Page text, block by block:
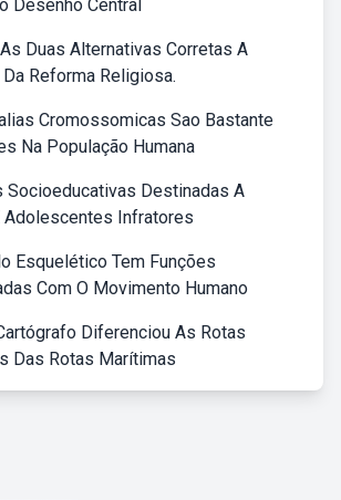
Desenho Central
Duas Alternativas Corretas A
Reforma Religiosa.
Cromossomicas Sao Bastante
Na População Humana
Socioeducativas Destinadas A
Adolescentes Infratores
Esquelético Tem Funções
Com O Movimento Humano
Diferenciou As Rotas
Das Rotas Marítimas